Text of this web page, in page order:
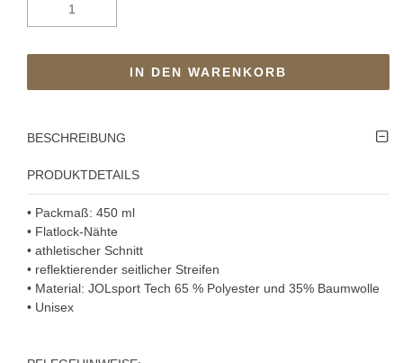
IN DEN WARENKORB
BESCHREIBUNG
PRODUKTDETAILS
• Packmaß: 450 ml
• Flatlock-Nähte
• athletischer Schnitt
• reflektierender seitlicher Streifen
• Material: JOLsport Tech 65 % Polyester und 35% Baumwolle
• Unisex